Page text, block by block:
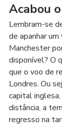
Acabou
Lembram-se
de apanhar
Manchester
disponível? O
que o voo de
Londres. Ou
capital
distância, a
regresso na